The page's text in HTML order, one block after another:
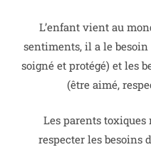
L’enfant vient au
sentiments, il a le
soigné et protégé) et les
(être aimé,
Les parents toxiques
respecter les besoins